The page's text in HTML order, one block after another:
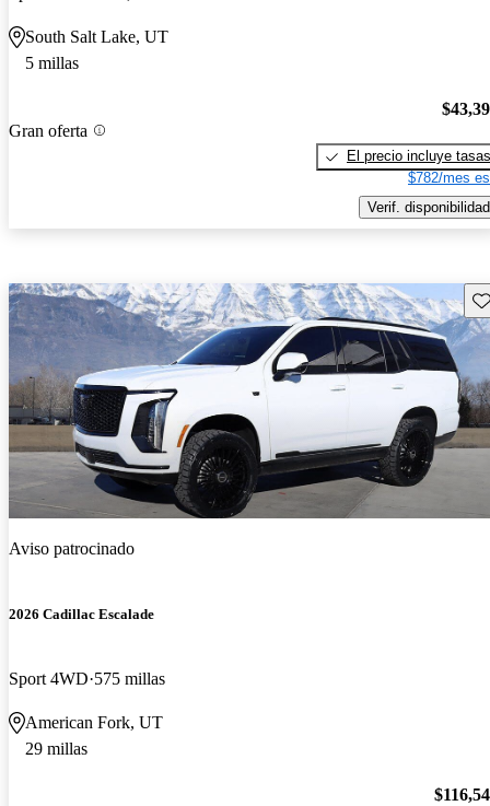
South Salt Lake, UT
5 millas
Gran oferta
El precio incluye tasas
$782/mes
Verif. disponibilidad
Aviso patrocinado
2026 Cadillac Escalade
Sport 4WD 575 millas
American Fork, UT
29 millas